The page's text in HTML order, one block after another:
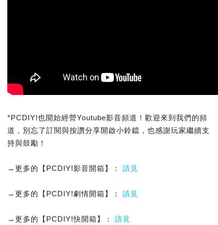
*PCDIY!也開始經營Youtube影音頻道！歡迎來到我們的頻
道，別忘了訂閱與按讚分享開啟小鈴鐺，也感謝玩家繼續支
持與鼓勵！
→更多的【PCDIY!影音開箱】： 請見
→更多的【PCDIY!劇情開箱】： 請見
→更多的【PCDIY!快開箱】： 請見